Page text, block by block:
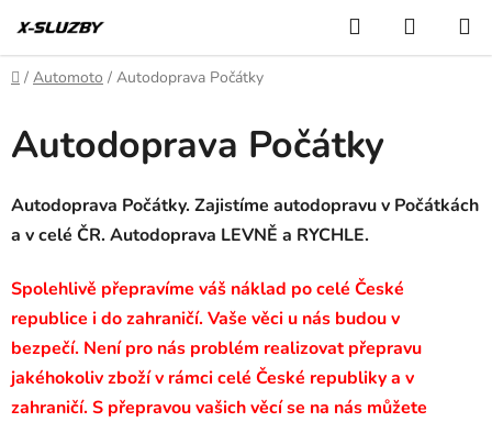
na
obsah
Hledat
KOŠÍK
Domů
/ Automoto / Autodoprava Počátky
Autodoprava Počátky
Autodoprava Počátky. Zajistíme autodopravu v Počátkách
a v celé ČR. Autodoprava LEVNĚ a RYCHLE.
Spolehlivě přepravíme váš náklad po celé České
republice i do zahraničí. Vaše věci u nás budou v
bezpečí. Není pro nás problém realizovat přepravu
jakéhokoliv zboží v rámci celé České republiky a v
zahraničí. S přepravou vašich věcí se na nás můžete